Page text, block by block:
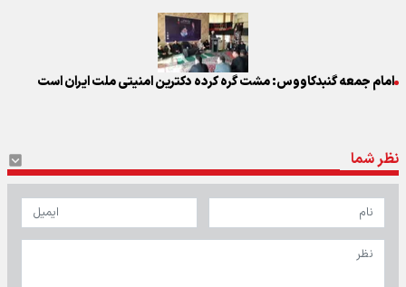
امام جمعه گنبدکاووس: مشت گره کرده دکترین امنیتی ملت ایران است
نظر شما